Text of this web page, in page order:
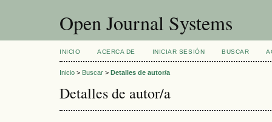
Open Journal Systems
INICIO ACERCA DE INICIAR SESIÓN BUSCAR
Inicio > Buscar > Detalles de autor/a
Detalles de autor/a